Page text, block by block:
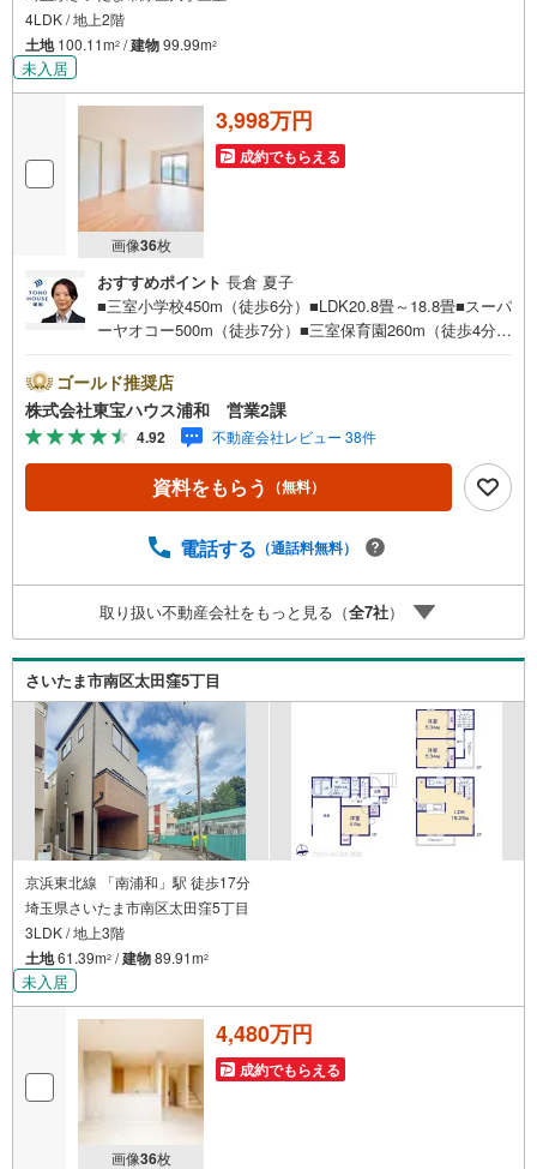
4LDK / 地上2階
土地100.11m2 /建物99.99m2
未入居
画像36枚
3,998万円
成約でもらえる
おすすめポイント 長倉 夏子
■三室小学校450m（徒歩6分）■LDK20.8畳～18.8畳■スーパ
ーヤオコー500m（徒歩7分）■三室保育園260m（徒歩4分）
時間:7:00～22:00（年中無休）こちらの時間帯はお電話で
のお問い合わせがスムーズにご案内できますぜひお気軽に
ご連絡下さい！東宝ハウスライフソリューションズグルー
プ 東宝ハウス浦和 特別提携金利〔一例〕東宝ハウス浦
和の住宅ローン■変動金利全期間引下げプラン⇒住宅ローン
金利優遇割の最大適用《0.89％》と某信用金庫金利1.275％
万円※2026年7月末実行分まで（審査・要件があります）◇
ライフパートナーが直接ご対応ライフプランニング、かけ
つけサポート、Club Offプレミアムなど多彩なサービスがご
ざいます
ゴールド推奨店
株式会社東宝ハウス浦和 営業2課
4.92 不動産会社レビュー 38件
資料をもらう （無料）
電話する （通話料無料）
取り扱い不動産会社をもっと見る（全7社）
さいたま市南区太田窪5丁目
京浜東北線 「南浦和」駅 徒歩17分
埼玉県さいたま市南区太田窪5丁目
3LDK / 地上3階
土地61.39m2 /建物89.91m2
未入居
画像36枚
4,480万円
成約でもらえる